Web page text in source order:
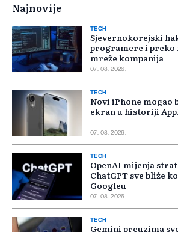
Najnovije
TECH
Sjevernokorejski
programere i preko
mreže kompanija
07. 08. 2026.
TECH
Novi iPhone mogao
ekran u historiji
07. 08. 2026.
TECH
OpenAI mijenja
ChatGPT sve bliže
Googleu
07. 08. 2026.
TECH
Gemini preuzima